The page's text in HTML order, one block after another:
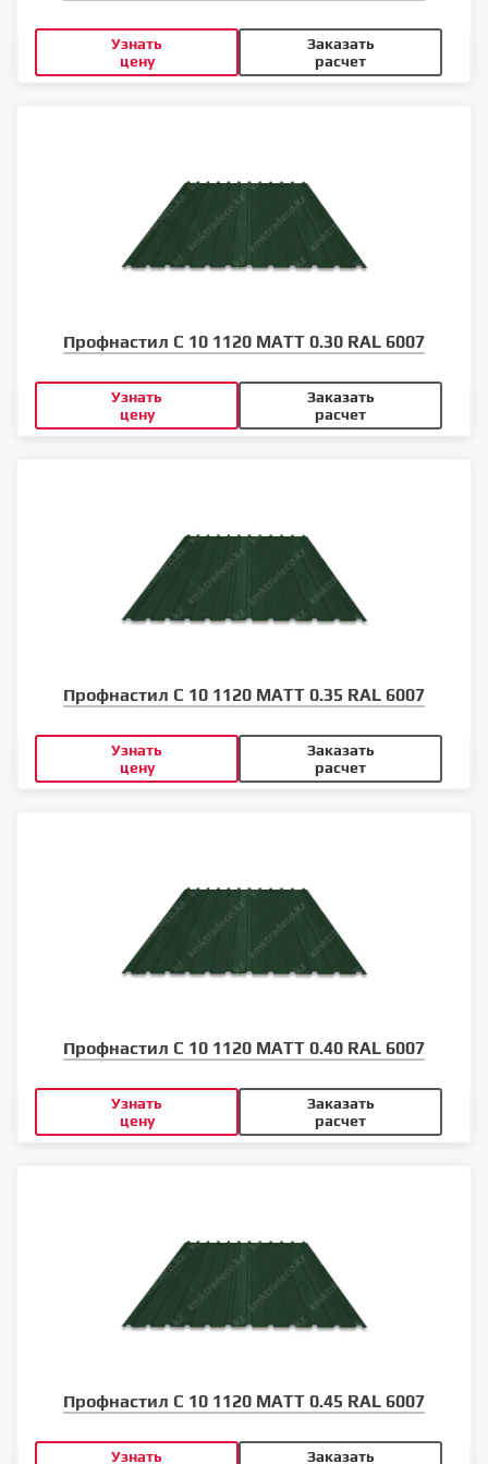
Узнать
цену
Заказать
расчет
Профнастил С 10 1120 MATT 0.30 RAL 6007
Узнать
цену
Заказать
расчет
Профнастил С 10 1120 MATT 0.35 RAL 6007
Узнать
цену
Заказать
расчет
Профнастил С 10 1120 MATT 0.40 RAL 6007
Узнать
цену
Заказать
расчет
Профнастил С 10 1120 MATT 0.45 RAL 6007
Узнать Заказать